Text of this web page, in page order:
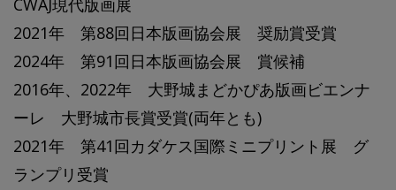
CWAJ現代版画展
2021年 第88回日本版画協会展 奨励賞受賞
2024年 第91回日本版画協会展 賞候補
2016年、2022年 大野城まどかぴあ版画ビエンナ
ーレ 大野城市長賞受賞(両年とも)
2021年 第41回カダケス国際ミニプリント展 グ
ランプリ受賞